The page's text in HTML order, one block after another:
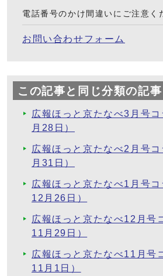
電話番号のかけ間違いにご注意く
お問い合わせフォーム
この記事と同じ分類の記事
広報ほっと京たなべ3月号
月28日）
広報ほっと京たなべ2月号
月31日）
広報ほっと京たなべ1月号
12月26日）
広報ほっと京たなべ12月号
11月29日）
広報ほっと京たなべ11月号
11月1日）